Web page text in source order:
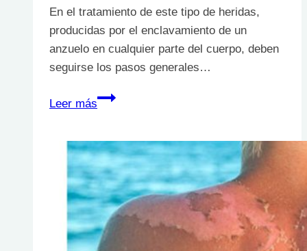
En el tratamiento de este tipo de heridas,
producidas por el enclavamiento de un
anzuelo en cualquier parte del cuerpo, deben
seguirse los pasos generales…
Leer más
HERIDAS